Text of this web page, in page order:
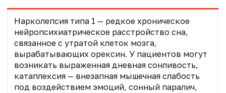
Нарколепсия типа 1 — редкое хроническое
нейропсихиатрическое расстройство сна,
связанное с утратой клеток мозга,
вырабатывающих орексин. У пациентов могут
возникать выраженная дневная сонливость,
катаплексия — внезапная мышечная слабость
под воздействием эмоций, сонный паралич,